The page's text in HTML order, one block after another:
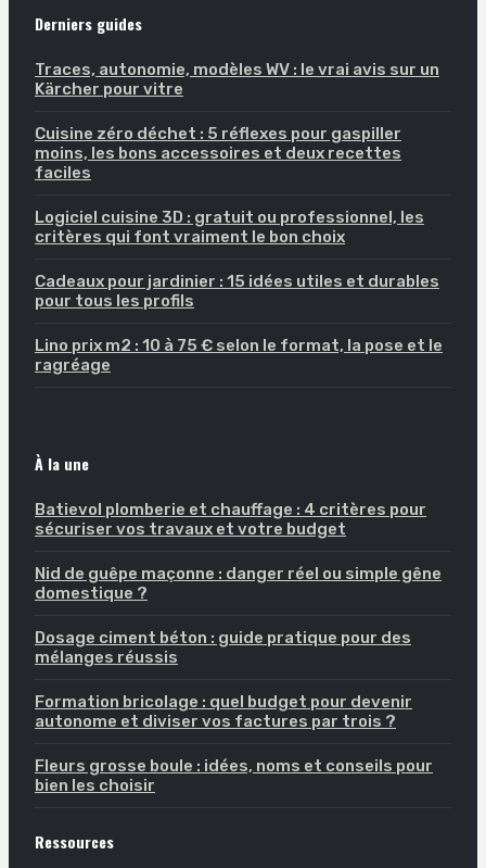
Derniers guides
Traces, autonomie, modèles WV : le vrai avis sur un
Kärcher pour vitre
Cuisine zéro déchet : 5 réflexes pour gaspiller
moins, les bons accessoires et deux recettes
faciles
Logiciel cuisine 3D : gratuit ou professionnel, les
critères qui font vraiment le bon choix
Cadeaux pour jardinier : 15 idées utiles et durables
pour tous les profils
Lino prix m2 : 10 à 75 € selon le format, la pose et le
ragréage
À la une
Batievol plomberie et chauffage : 4 critères pour
sécuriser vos travaux et votre budget
Nid de guêpe maçonne : danger réel ou simple gêne
domestique ?
Dosage ciment béton : guide pratique pour des
mélanges réussis
Formation bricolage : quel budget pour devenir
autonome et diviser vos factures par trois ?
Fleurs grosse boule : idées, noms et conseils pour
bien les choisir
Ressources